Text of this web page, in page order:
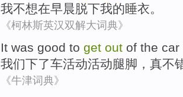
我不想在早晨脱下我的睡衣。
《柯林斯英汉双解大词典》
It was good to get out of the car
我们下了车活动活动腿脚 ， 真不
《牛津词典》